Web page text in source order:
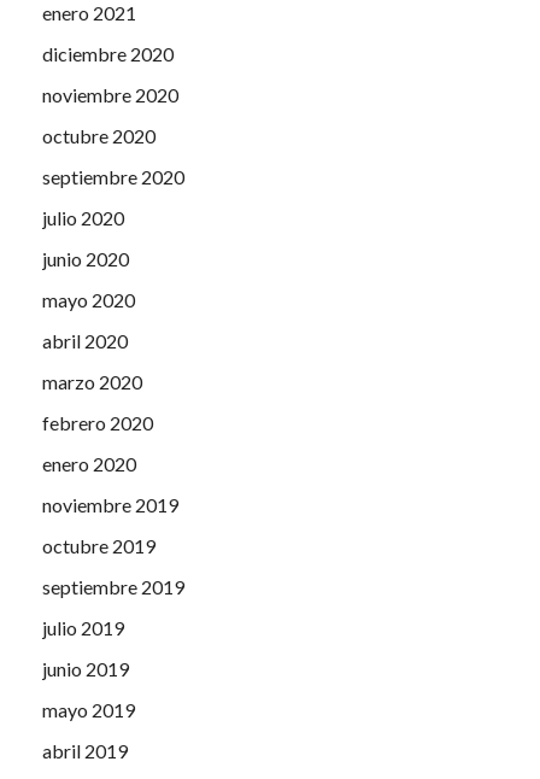
enero 2021
diciembre 2020
noviembre 2020
octubre 2020
septiembre 2020
julio 2020
junio 2020
mayo 2020
abril 2020
marzo 2020
febrero 2020
enero 2020
noviembre 2019
octubre 2019
septiembre 2019
julio 2019
junio 2019
mayo 2019
abril 2019